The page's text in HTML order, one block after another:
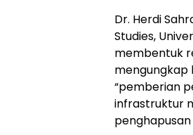
Dr. Herdi
Studies,
membentuk
mengungkap
“pemberian
infrastruktur